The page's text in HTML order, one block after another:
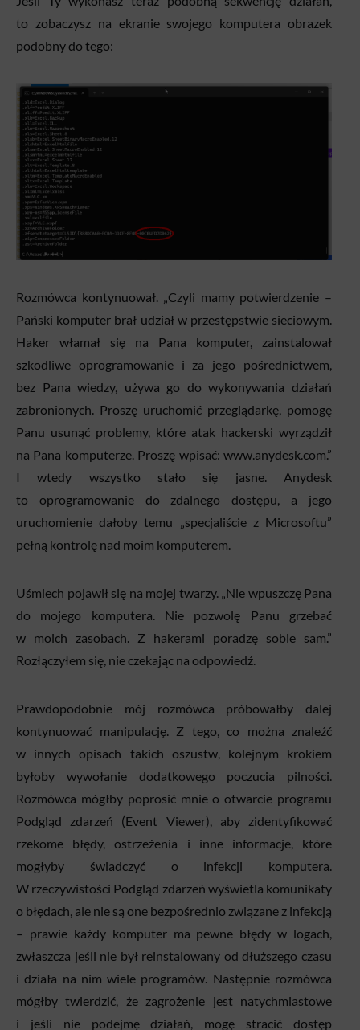
to zobaczysz na ekranie swojego komputera obrazek
podobny do tego:
Rozmówca kontynuował. „Czyli mamy potwierdzenie –
Pański komputer brał udział w przestępstwie sieciowym.
Haker włamał się na Pana komputer, zainstalował
szkodliwe oprogramowanie i za jego pośrednictwem,
bez Pana wiedzy, używa go do wykonywania działań
zabronionych. Proszę uruchomić przeglądarkę, pomogę
Panu usunąć problemy, które atak hackerski wyrządził
na Pana komputerze. Proszę wpisać: www.anydesk.com.”
I wtedy wszystko stało się jasne. Anydesk
to oprogramowanie do zdalnego dostępu, a jego
uruchomienie dałoby temu „specjaliście z Microsoftu”
pełną kontrolę nad moim komputerem.
Uśmiech pojawił się na mojej twarzy. „Nie wpuszczę Pana
do mojego komputera. Nie pozwolę Panu grzebać
w moich zasobach. Z hakerami poradzę sobie sam.”
Rozłączyłem się, nie czekając na odpowiedź.
Prawdopodobnie mój rozmówca próbowałby dalej
kontynuować manipulację. Z tego, co można znaleźć
w innych opisach takich oszustw, kolejnym krokiem
byłoby wywołanie dodatkowego poczucia pilności.
Rozmówca mógłby poprosić mnie o otwarcie programu
Podgląd zdarzeń (Event Viewer), aby zidentyfikować
rzekome błędy, ostrzeżenia i inne informacje, które
mogłyby świadczyć o infekcji komputera.
W rzeczywistości Podgląd zdarzeń wyświetla komunikaty
o błędach, ale nie są one bezpośrednio związane z infekcją
– prawie każdy komputer ma pewne błędy w logach,
zwłaszcza jeśli nie był reinstalowany od dłuższego czasu
i działa na nim wiele programów. Następnie rozmówca
mógłby twierdzić, że zagrożenie jest natychmiastowe
i jeśli nie podejmę działań, mogę stracić dostęp